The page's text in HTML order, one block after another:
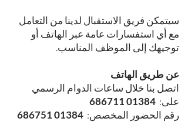
سيتمكن فريق الاستقبال لدينا من التعامل
مع أي استفسارات عامة عبر الهاتف أو
توجيهك إلى الموظف المناسب.
عن طريق الهاتف
اتصل بنا خلال ساعات الدوام الرسمي
على: 01384 686711
رقم الحضور المخصص: 01384 686751